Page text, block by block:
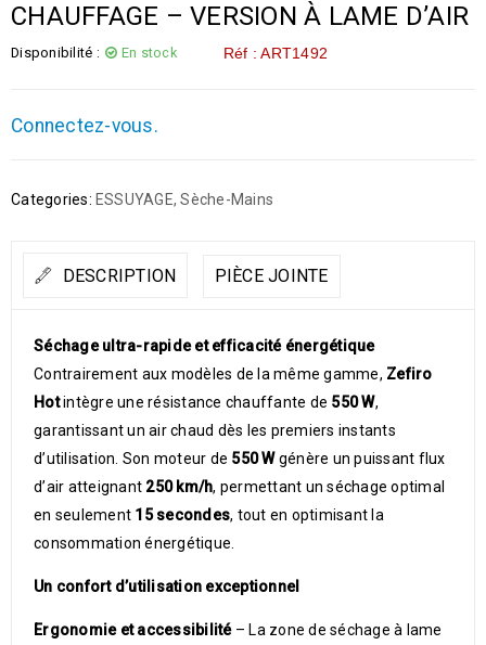
CHAUFFAGE – VERSION À LAME D’AIR
Disponibilité : En stock Réf : ART1492
Connectez-vous.
Categories: ESSUYAGE,Sèche-Mains
DESCRIPTION PIÈCE JOINTE
Séchage ultra-rapide et efficacité énergétique
Contrairement aux modèles de la même gamme, Zefiro
Hotintègre une résistance chauffante de 550 W,
garantissant un air chaud dès les premiers instants
d’utilisation. Son moteur de 550 Wgénère un puissant flux
d’air atteignant 250 km/h, permettant un séchage optimal
en seulement 15 secondes, tout en optimisant la
consommation énergétique.
Un confort d’utilisation exceptionnel
Ergonomie et accessibilité– La zone de séchage à lame